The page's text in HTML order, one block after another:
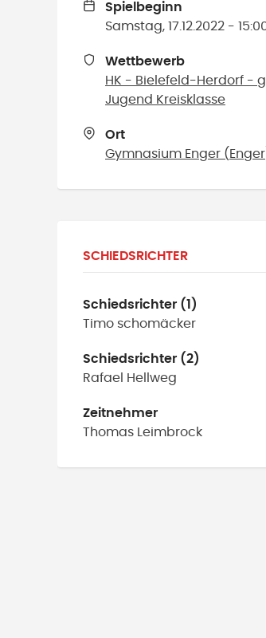
Spielbeginn
Samstag, 17.12.2022 -
Wettbewerb
HK - Bielefeld-Herdorf -
Jugend Kreisklasse
Ort
Gymnasium Enger ( Enger
SCHIEDSRICHTER
Schiedsrichter (1)
Timo schomäcker
Schiedsrichter (2)
Rafael
Hellweg
Zeitnehmer
Thomas
Leimbrock